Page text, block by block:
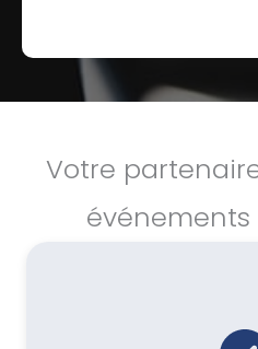
Votre